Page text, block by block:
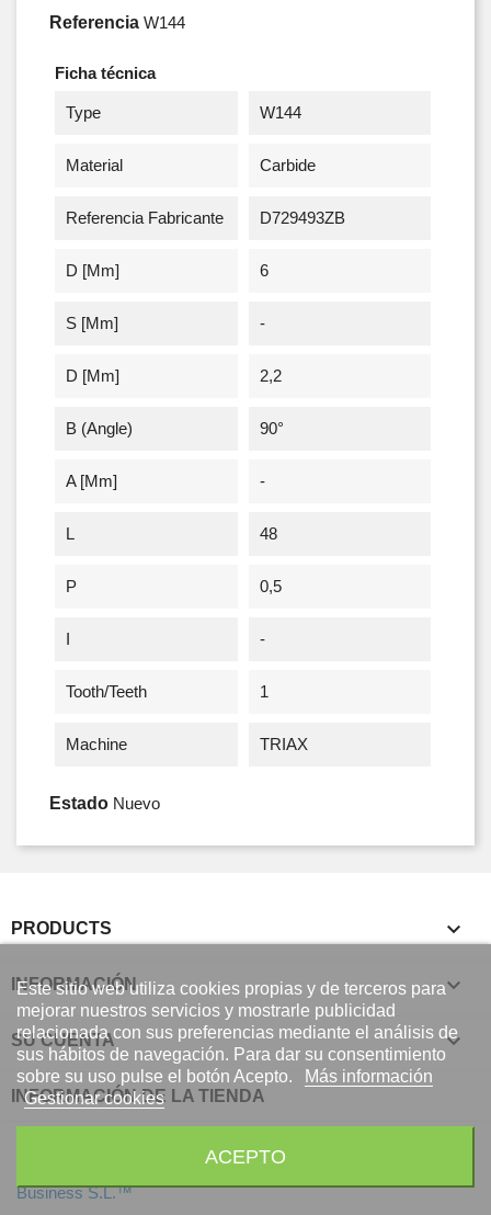
Referencia W144
Ficha técnica
Type W144
Material Carbide
Referencia Fabricante D729493ZB
D [mm] 6
S [mm] -
D [mm] 2,2
Β (angle) 90°
A [mm] -
L 48
P 0,5
I -
Tooth/Teeth 1
Machine TRIAX
Estado Nuevo
PRODUCTS 
INFORMACIÓN 
SU CUENTA 
INFORMACIÓN DE LA TIENDA
Este sitio web utiliza cookies propias y de terceros para
mejorar nuestros servicios y mostrarle publicidad
relacionada con sus preferencias mediante el análisis de
sus hábitos de navegación. Para dar su consentimiento
sobre su uso pulse el botón Acepto.
Más información
Gestionar cookies
ACEPTO
Business S.L.™